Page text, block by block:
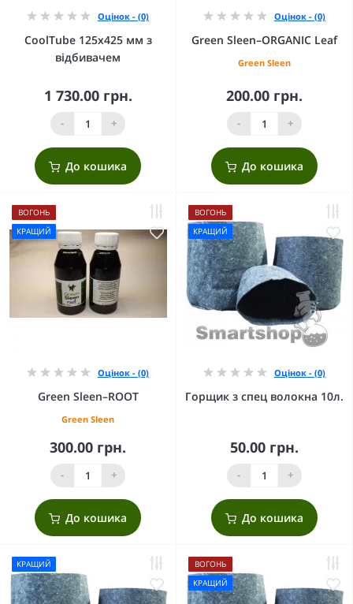
Оцінок - (0)
CoolTube 125х425 мм з
відбивачем
1 730.00 грн.
- +
До кошика
Оцінок - (0)
Green Sleen–ORGANIC Leaf
Green Sleen
200.00 грн.
- +
До кошика
ВОГОНЬ
КРАЩИЙ
Оцінок - (0)
Green Sleen–ROOT
Green Sleen
300.00 грн.
- +
До кошика
ВОГОНЬ
КРАЩИЙ
Оцінок - (0)
Горщик з спец волокна 10л.
50.00 грн.
- +
До кошика
КРАЩИЙ
ВОГОНЬ
КРАЩИЙ